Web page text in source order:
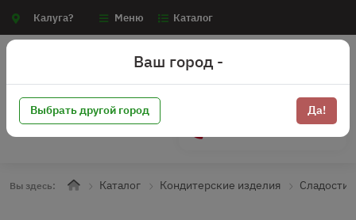
Калуга? Меню Каталог
Вы здесь: Каталог Кондитерские изделия Сладости
Ваш город -
Выбрать другой город Да!